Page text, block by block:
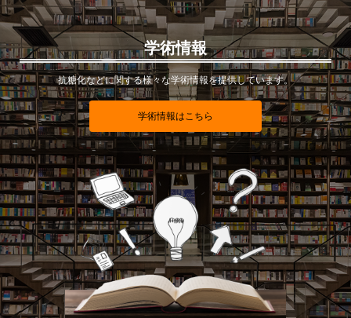
学術情報
抗糖化などに関する様々な学術情報を提供しています。
学術情報はこちら